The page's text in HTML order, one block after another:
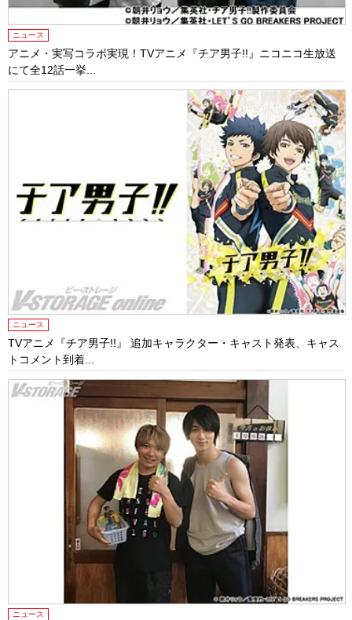
ニュース
アニメ・実写コラボ実現！TVアニメ『チア男子!!』ニコニコ生放送
にて全12話一挙...
ニュース
TVアニメ『チア男子!!』 追加キャラクター・キャスト発表、キャス
トコメント到着...
ニュース